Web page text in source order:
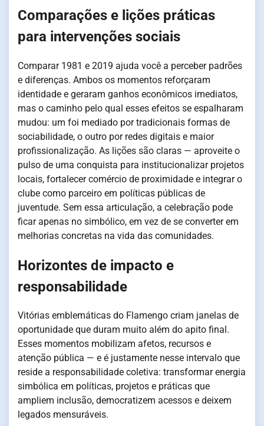
Comparações e lições práticas
para intervenções sociais
Comparar 1981 e 2019 ajuda você a perceber padrões
e diferenças. Ambos os momentos reforçaram
identidade e geraram ganhos econômicos imediatos,
mas o caminho pelo qual esses efeitos se espalharam
mudou: um foi mediado por tradicionais formas de
sociabilidade, o outro por redes digitais e maior
profissionalização. As lições são claras — aproveite o
pulso de uma conquista para institucionalizar projetos
locais, fortalecer comércio de proximidade e integrar o
clube como parceiro em políticas públicas de
juventude. Sem essa articulação, a celebração pode
ficar apenas no simbólico, em vez de se converter em
melhorias concretas na vida das comunidades.
Horizontes de impacto e
responsabilidade
Vitórias emblemáticas do Flamengo criam janelas de
oportunidade que duram muito além do apito final.
Esses momentos mobilizam afetos, recursos e
atenção pública — e é justamente nesse intervalo que
reside a responsabilidade coletiva: transformar energia
simbólica em políticas, projetos e práticas que
ampliem inclusão, democratizem acessos e deixem
legados mensuráveis.